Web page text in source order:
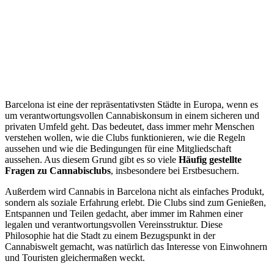
Barcelona ist eine der repräsentativsten Städte in Europa, wenn es
um verantwortungsvollen Cannabiskonsum in einem sicheren und
privaten Umfeld geht. Das bedeutet, dass immer mehr Menschen
verstehen wollen, wie die Clubs funktionieren, wie die Regeln
aussehen und wie die Bedingungen für eine Mitgliedschaft
aussehen. Aus diesem Grund gibt es so viele Häufig gestellte
Fragen zu Cannabisclubs, insbesondere bei Erstbesuchern.
Außerdem wird Cannabis in Barcelona nicht als einfaches Produkt,
sondern als soziale Erfahrung erlebt. Die Clubs sind zum Genießen,
Entspannen und Teilen gedacht, aber immer im Rahmen einer
legalen und verantwortungsvollen Vereinsstruktur. Diese
Philosophie hat die Stadt zu einem Bezugspunkt in der
Cannabiswelt gemacht, was natürlich das Interesse von Einwohnern
und Touristen gleichermaßen weckt.